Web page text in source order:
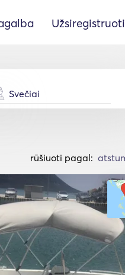
Užsiregistruoti
Svečiai
rūšiuoti pagal: